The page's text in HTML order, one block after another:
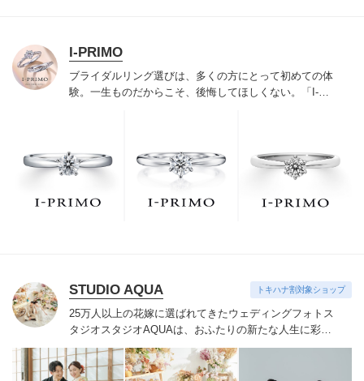
I-PRIMO
ブライダルリング選びは、多くの方にとって初めての体
験。一生ものだからこそ、後悔してほしくない。「I-
でお待ちしております。リング選びの最初の一歩をご一
緒に。まずは、アイプリモへ。
STUDIO AQUA トキハナ割対象ショップ
25万人以上の花嫁に選ばれてきたウェディングフォトス
タジオ スタジオAQUAは、おふたりの新たな人生に彩り
を添える“最高のウェディングフォト”のお手伝いをさせ
ていただきます。1枚の写真のチカラを信じて